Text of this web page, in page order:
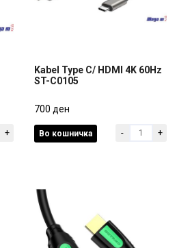
+
ST-C0105
700 ден
Kabel Type C/ HDMI 4K 60Hz
ST-C0105
700 ден
Во кошничка - +